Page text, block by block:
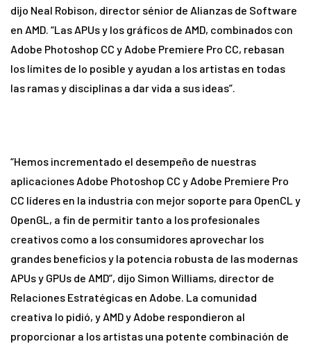
dijo Neal Robison, director sénior de Alianzas de Software
en AMD. “Las APUs y los gráficos de AMD, combinados con
Adobe Photoshop CC y Adobe Premiere Pro CC, rebasan
los límites de lo posible y ayudan a los artistas en todas
las ramas y disciplinas a dar vida a sus ideas”.
“Hemos incrementado el desempeño de nuestras
aplicaciones Adobe Photoshop CC y Adobe Premiere Pro
CC líderes en la industria con mejor soporte para OpenCL y
OpenGL, a fin de permitir tanto a los profesionales
creativos como a los consumidores aprovechar los
grandes beneficios y la potencia robusta de las modernas
APUs y GPUs de AMD”, dijo Simon Williams, director de
Relaciones Estratégicas en Adobe. La comunidad
creativa lo pidió, y AMD y Adobe respondieron al
proporcionar a los artistas una potente combinación de